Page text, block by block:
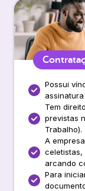
Possui
Tem
previstas
Trabalho).
A
arcando
Para